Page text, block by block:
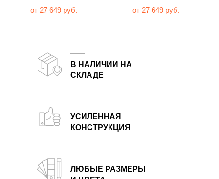
от 27 649 руб. от 27 649 руб.
В НАЛИЧИИ НА
СКЛАДЕ
УСИЛЕННАЯ
КОНСТРУКЦИЯ
ЛЮБЫЕ РАЗМЕРЫ